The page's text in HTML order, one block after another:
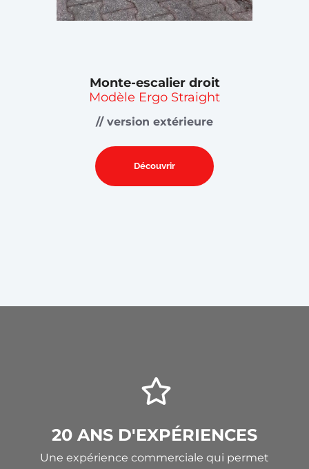
Monte-escalier droit
Modèle Ergo Straight
// version extérieure
Découvrir
20 ANS D'EXPÉRIENCES
Une expérience commerciale qui permet